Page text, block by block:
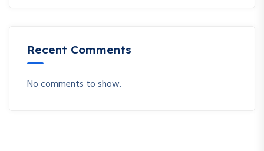
Recent Comments
No comments to show.